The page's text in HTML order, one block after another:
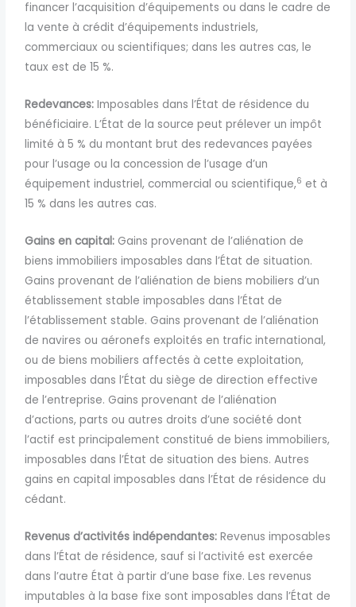
financer l’acquisition d’équipements ou dans le cadre de
la vente à crédit d’équipements industriels,
commerciaux ou scientifiques; dans les autres cas, le
taux est de 15 %.
Redevances: Imposables dans l’État de résidence du
bénéficiaire. L’État de la source peut prélever un impôt
limité à 5 % du montant brut des redevances payées
pour l’usage ou la concession de l’usage d’un
équipement industriel, commercial ou scientifique,6 et à
15 % dans les autres cas.
Gains en capital: Gains provenant de l’aliénation de
biens immobiliers imposables dans l’État de situation.
Gains provenant de l’aliénation de biens mobiliers d’un
établissement stable imposables dans l’État de
l’établissement stable. Gains provenant de l’aliénation
de navires ou aéronefs exploités en trafic international,
ou de biens mobiliers affectés à cette exploitation,
imposables dans l’État du siège de direction effective
de l’entreprise. Gains provenant de l’aliénation
d’actions, parts ou autres droits d’une société dont
l’actif est principalement constitué de biens immobiliers,
imposables dans l’État de situation des biens. Autres
gains en capital imposables dans l’État de résidence du
cédant.
Revenus d’activités indépendantes: Revenus imposables
dans l’État de résidence, sauf si l’activité est exercée
dans l’autre État à partir d’une base fixe. Les revenus
imputables à la base fixe sont imposables dans l’État de